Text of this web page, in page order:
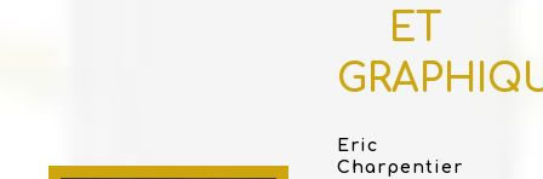
ET
Eric
Charpentier